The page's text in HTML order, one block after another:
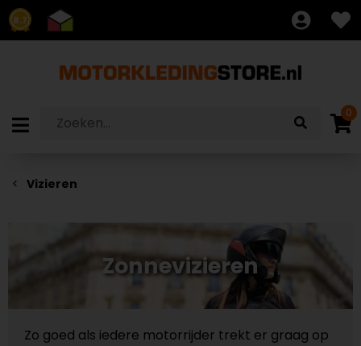
8.7
0
Vizieren
Zonnevizieren
Zo goed als iedere motorrijder trekt er graag op